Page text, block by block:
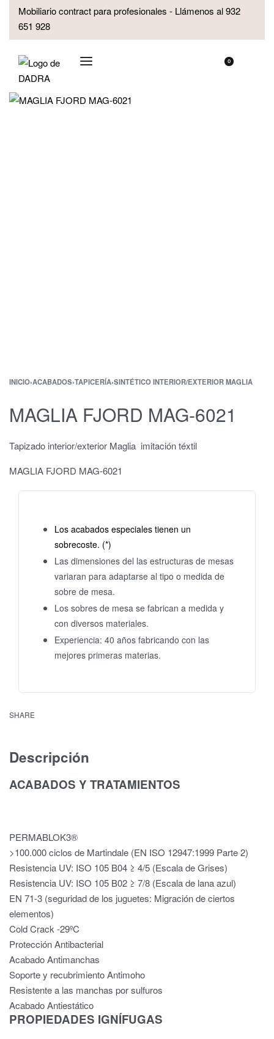
Mobiliario contract para profesionales - Llámenos al 932
651 928
0
INICIO›ACABADOS›TAPICERÍA›SINTÉTICO INTERIOR/EXTERIOR MAGLIA
MAGLIA FJORD MAG-6021
Tapizado interior/exterior Maglia imitación téxtil
MAGLIA FJORD MAG-6021
Los acabados especiales tienen un
sobrecoste. (*)
Las dimensiones del las estructuras de mesas
variaran para adaptarse al tipo o medida de
sobre de mesa.
Los sobres de mesa se fabrican a medida y
con diversos materiales.
Experiencia: 40 años fabricando con las
mejores primeras materias.
SHARE
Descripción
ACABADOS Y TRATAMIENTOS
PERMABLOK3®
>100.000 ciclos de Martindale (EN ISO 12947:1999 Parte 2)
Resistencia UV: ISO 105 B04 ≥ 4/5 (Escala de Grises)
Resistencia UV: ISO 105 B02 ≥ 7/8 (Escala de lana azul)
EN 71-3 (seguridad de los juguetes: Migración de ciertos
elementos)
Cold Crack -29ºC
Protección Antibacterial
Acabado Antimanchas
Soporte y recubrimiento Antimoho
Resistente a las manchas por sulfuros
Acabado Antiestático
PROPIEDADES IGNÍFUGAS